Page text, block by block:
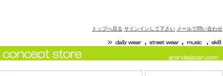
トップへ戻る サインインして下さい メールで問い合わせ